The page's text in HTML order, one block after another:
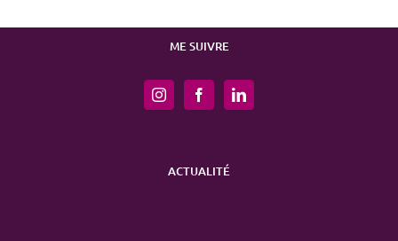
ME SUIVRE
ACTUALITÉ